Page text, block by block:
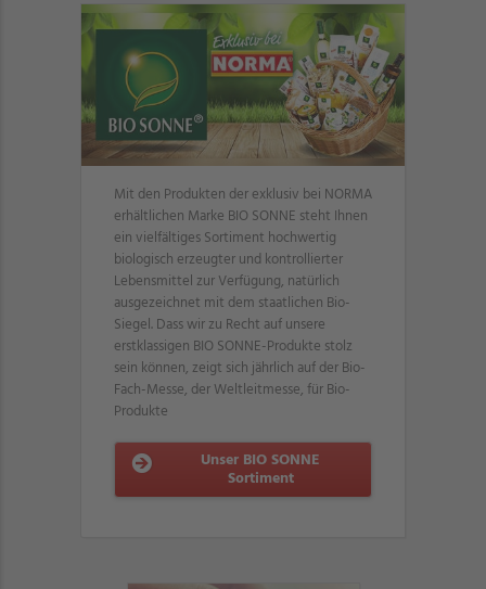
Mit den Produkten der exklusiv bei NORMA
erhältlichen Marke BIO SONNE steht Ihnen
ein vielfältiges Sortiment hochwertig
biologisch erzeugter und kontrollierter
Lebensmittel zur Verfügung, natürlich
ausgezeichnet mit dem staatlichen Bio-
Siegel. Dass wir zu Recht auf unsere
erstklassigen BIO SONNE-Produkte stolz
sein können, zeigt sich jährlich auf der Bio-
Fach-Messe, der Weltleitmesse, für Bio-
Produkte
Unser BIO SONNE
Sortiment